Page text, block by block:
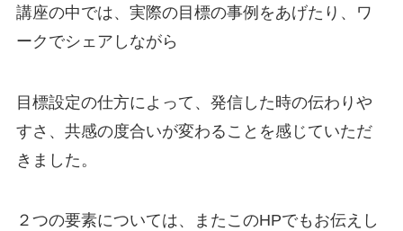
講座の中では、実際の目標の事例をあげたり、ワ
ークでシェアしながら
目標設定の仕方によって、発信した時の伝わりや
すさ、共感の度合いが変わることを感じていただ
きました。
２つの要素については、またこのHPでもお伝えし